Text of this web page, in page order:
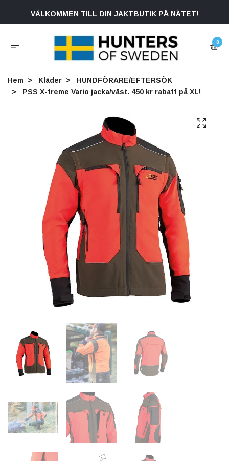
VÄLKOMMEN TILL DIN JAKTBUTIK PÅ NÄTET!
0
Hem Kläder
HUNDFÖRARE/EFTERSÖK
PSS X-treme Vario jacka/väst. 450 kr rabatt på XL!